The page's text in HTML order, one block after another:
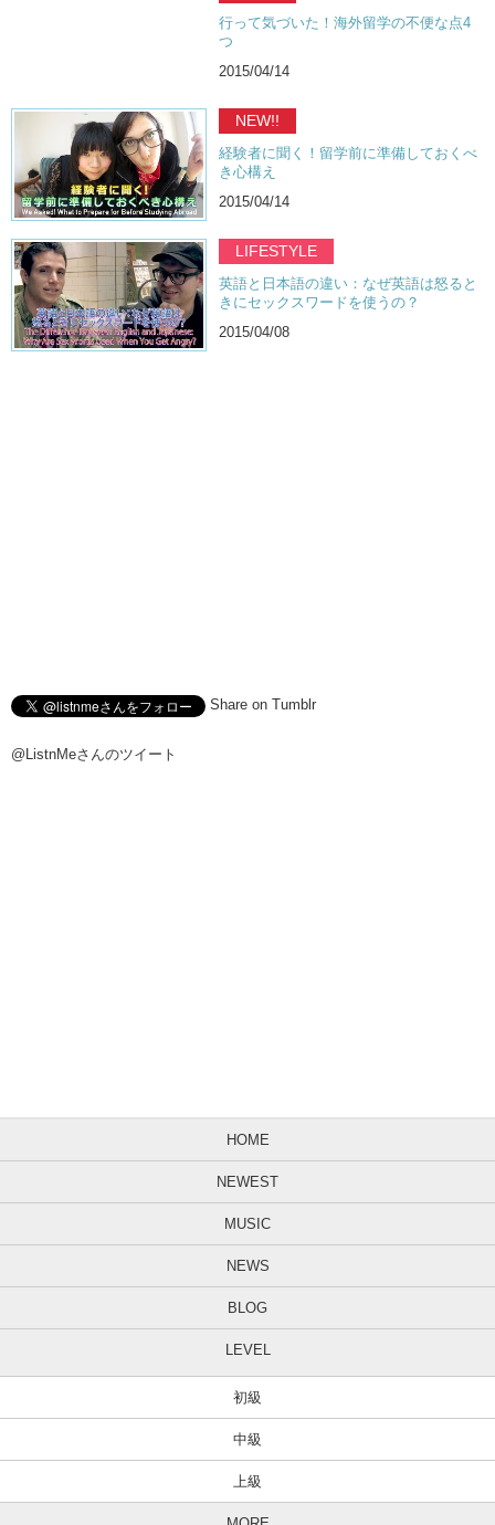
行って気づいた！海外留学の不便な点4
つ
2015/04/14
NEW!!
経験者に聞く！留学前に準備しておくべ
き心構え
2015/04/14
LIFESTYLE
英語と日本語の違い：なぜ英語は怒ると
きにセックスワードを使うの？
2015/04/08
Share on Tumblr
@ListnMeさんのツイート
HOME
NEWEST
MUSIC
NEWS
BLOG
LEVEL
初級
中級
上級